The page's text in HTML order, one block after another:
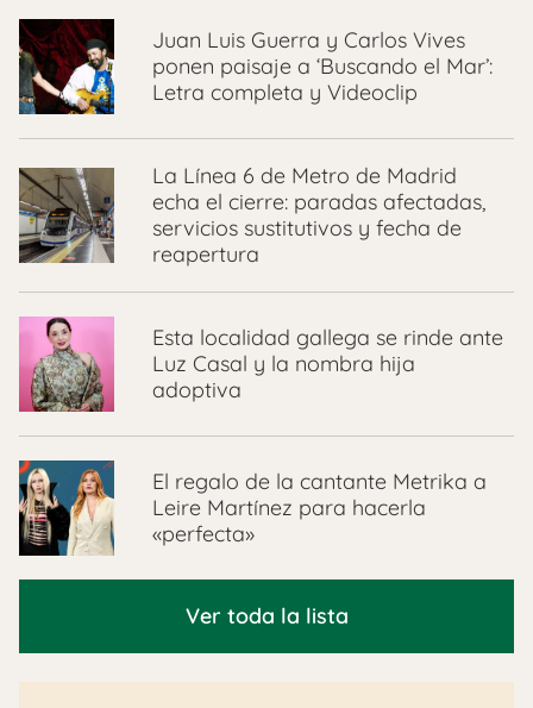
Juan Luis Guerra y Carlos Vives
ponen paisaje a ‘Buscando el Mar’:
Letra completa y Videoclip
La Línea 6 de Metro de Madrid
echa el cierre: paradas afectadas,
servicios sustitutivos y fecha de
reapertura
Esta localidad gallega se rinde ante
Luz Casal y la nombra hija
adoptiva
El regalo de la cantante Metrika a
Leire Martínez para hacerla
«perfecta»
Ver toda la lista